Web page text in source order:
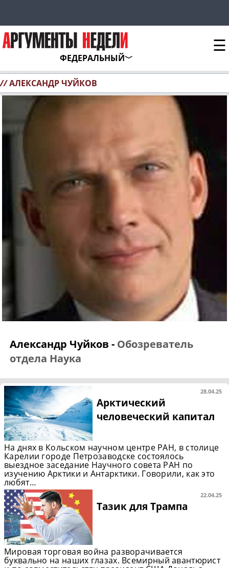
ФЕДЕРАЛЬНЫЙ
☰
//АЛЕКСАНДР ЧУЙКОВ
Александр Чуйков - Обозреватель
отдела Наука
28.04.25
Арктический
человеческий капитал
На днях в Кольском научном центре РАН, в столице
Карелии городе Петрозаводске состоялось
выездное заседание Научного совета РАН по
изучению Арктики и Антарктики. Говорили, как это
любят…
22.04.25
Тазик для Трампа
Мировая торговая война разворачивается
буквально на наших глазах. Всемирный авантюрист